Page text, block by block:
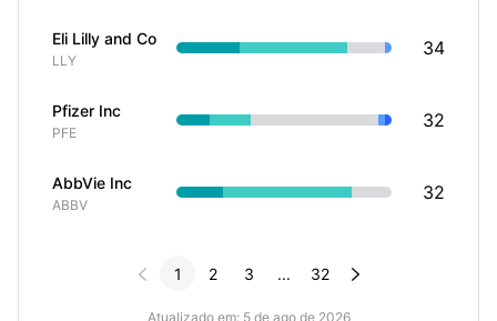
Eli Lilly and Co
LLY
34
Pfizer Inc
PFE
32
AbbVie Inc
ABBV
32
 1 2 3 ... 32 
Atualizado em: 5 de ago de 2026